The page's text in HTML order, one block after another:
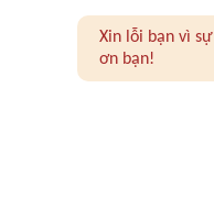
Xin lỗi bạn vì
ơn bạn!